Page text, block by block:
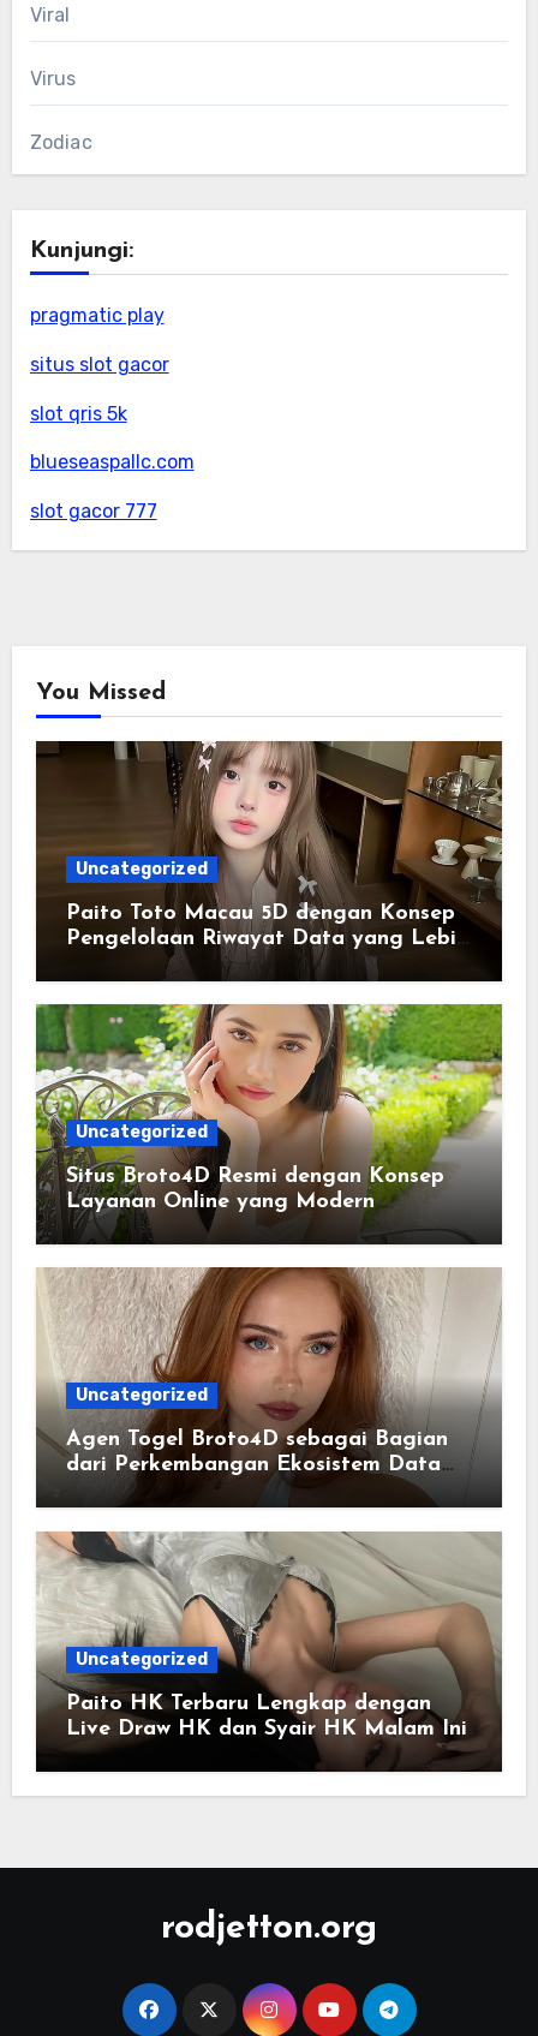
Viral
Virus
Zodiac
Kunjungi:
pragmatic play
situs slot gacor
slot qris 5k
blueseaspallc.com
slot gacor 777
You Missed
Uncategorized
Paito Toto Macau 5D dengan Konsep
Pengelolaan Riwayat Data yang Lebih
Lengkap dan Sistematis
Uncategorized
Situs Broto4D Resmi dengan Konsep
Layanan Online yang Modern
Uncategorized
Agen Togel Broto4D sebagai Bagian
dari Perkembangan Ekosistem Data
Digital Saat Ini
Uncategorized
Paito HK Terbaru Lengkap dengan
Live Draw HK dan Syair HK Malam Ini
rodjetton.org